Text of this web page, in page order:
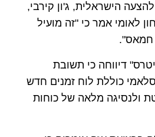
הישראלית, ג'ון קירבי,
לאומי אמר כי "זה מועיל
חמאס".
דיווחה כי תשובת
כוללת לוח זמנים חדש
ולנסיגה מלאה של כוחות